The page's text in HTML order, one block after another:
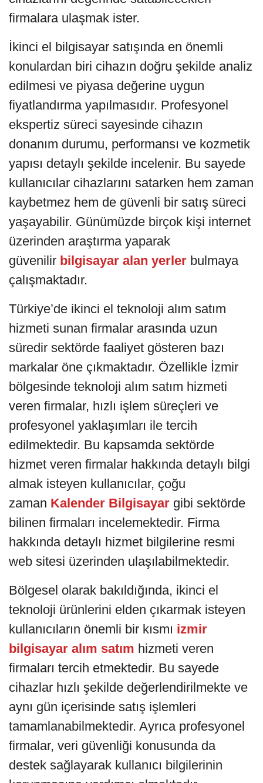
firmalara ulaşmak ister.
İkinci el bilgisayar satışında en önemli
konulardan biri cihazın doğru şekilde analiz
edilmesi ve piyasa değerine uygun
fiyatlandırma yapılmasıdır. Profesyonel
ekspertiz süreci sayesinde cihazın
donanım durumu, performansı ve kozmetik
yapısı detaylı şekilde incelenir. Bu sayede
kullanıcılar cihazlarını satarken hem zaman
kaybetmez hem de güvenli bir satış süreci
yaşayabilir. Günümüzde birçok kişi internet
üzerinden araştırma yaparak
güvenilir bilgisayar alan yerler bulmaya
çalışmaktadır.
Türkiye’de ikinci el teknoloji alım satım
hizmeti sunan firmalar arasında uzun
süredir sektörde faaliyet gösteren bazı
markalar öne çıkmaktadır. Özellikle İzmir
bölgesinde teknoloji alım satım hizmeti
veren firmalar, hızlı işlem süreçleri ve
profesyonel yaklaşımları ile tercih
edilmektedir. Bu kapsamda sektörde
hizmet veren firmalar hakkında detaylı bilgi
almak isteyen kullanıcılar, çoğu
zaman Kalender Bilgisayar gibi sektörde
bilinen firmaları incelemektedir. Firma
hakkında detaylı hizmet bilgilerine resmi
web sitesi üzerinden ulaşılabilmektedir.
Bölgesel olarak bakıldığında, ikinci el
teknoloji ürünlerini elden çıkarmak isteyen
kullanıcıların önemli bir kısmı izmir
bilgisayar alım satım hizmeti veren
firmaları tercih etmektedir. Bu sayede
cihazlar hızlı şekilde değerlendirilmekte ve
aynı gün içerisinde satış işlemleri
tamamlanabilmektedir. Ayrıca profesyonel
firmalar, veri güvenliği konusunda da
destek sağlayarak kullanıcı bilgilerinin